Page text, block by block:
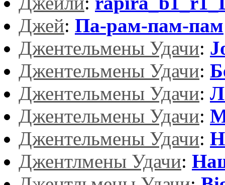
Джей: Па-рам-пам-пам
Джентельмены Удачи:
Джентельмены Удачи:
Джентельмены Удачи:
Джентельмены Удачи:
Джентельмены Удачи:
Джентлмены Удачи: